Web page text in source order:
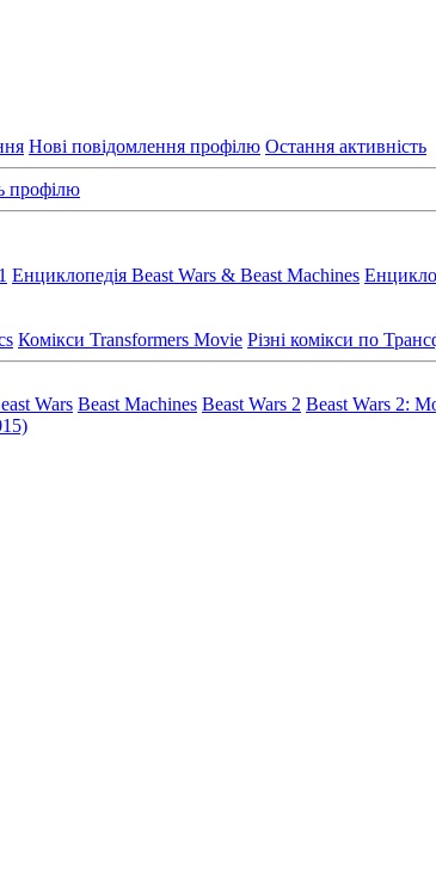
Нові повідомлення профілю Остання активність
профілю
Енциклопедія Beast Wars & Beast Machines
Комікси Transformers Movie Різні комікси по
Wars Beast Machines Beast Wars 2 Beast Wars 2: